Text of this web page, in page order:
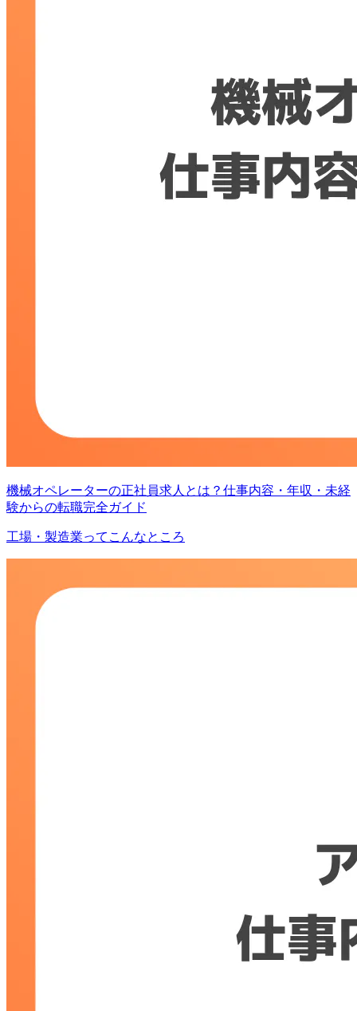
機械オペレーターの正社員求人とは？仕事内容・年収・未経
験からの転職完全ガイド
工場・製造業ってこんなところ